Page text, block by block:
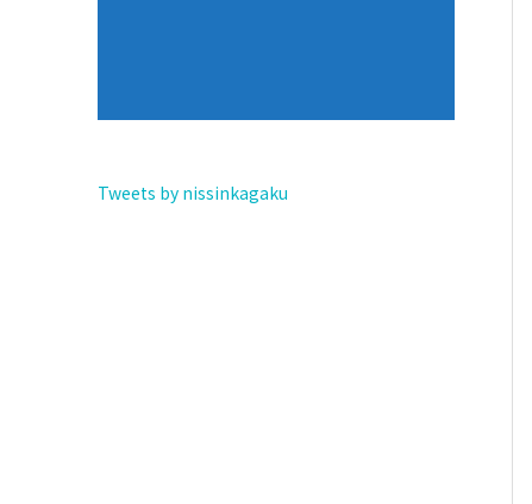
Tweets by nissinkagaku